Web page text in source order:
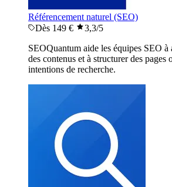
Référencement naturel (SEO)
Dès 149 €
3,3/5
SEOQuantum aide les équipes SEO à
des contenus et à structurer des pages
intentions de recherche.